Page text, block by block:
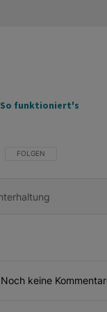
So funktioniert's
FOLGE DIESER
FOLGEN
Noch keine